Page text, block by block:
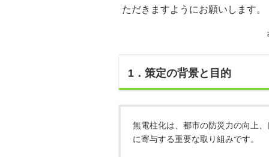
ただきますようにお願いします。
1．策定の背景と目的
無電柱化は、都市の防災力の向上
に寄与する重要な取り組みです。